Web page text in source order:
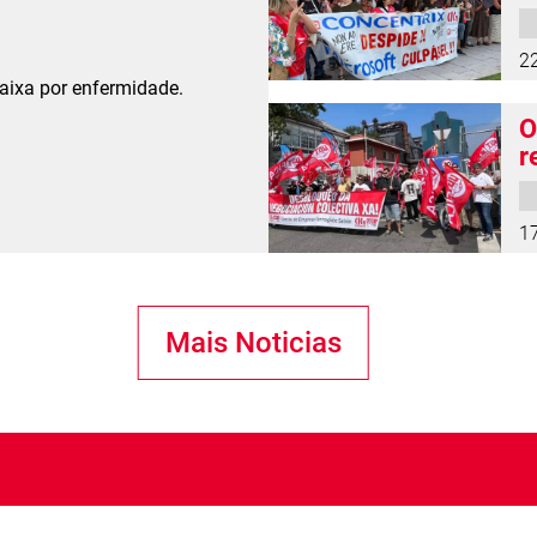
por enfermidade.
Mais Noticias